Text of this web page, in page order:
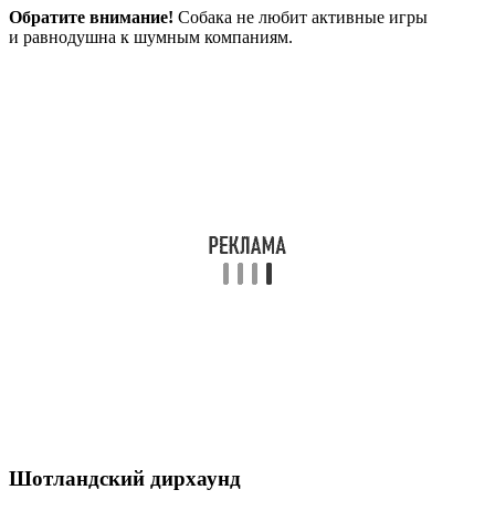
Обратите внимание! Собака не любит активные игры
и равнодушна к шумным компаниям.
Шотландский дирхаунд